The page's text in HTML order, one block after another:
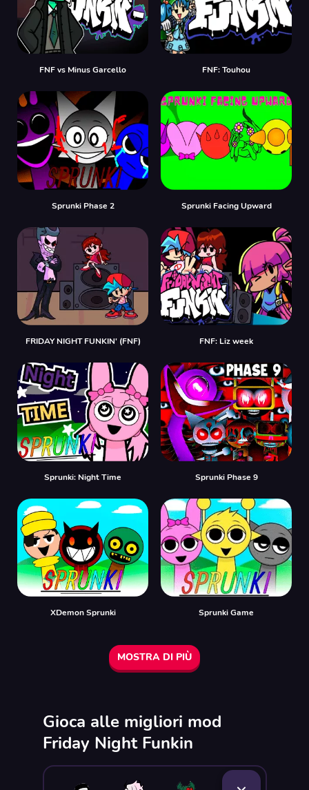
FNF vs Minus Garcello FNF: Touhou
Sprunki Phase 2 Sprunki Facing Upward
FRIDAY NIGHT FUNKIN' (FNF) FNF: Liz week
Sprunki: Night Time Sprunki Phase 9
XDemon Sprunki Sprunki Game
MOSTRA DI PIÙ
Gioca alle migliori mod
Friday Night Funkin